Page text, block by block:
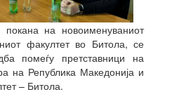
на новоименуваниот
факултет во Битола, се
помеѓу претставници на
на Република Македонија и
– Битола.